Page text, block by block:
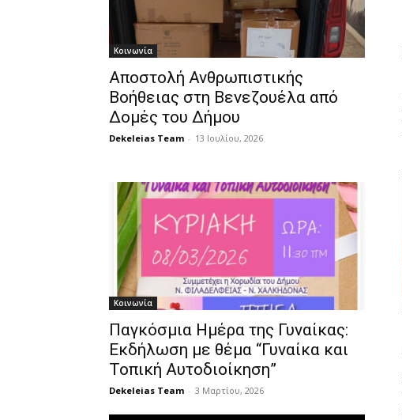
Κοινωνία
Αποστολή Ανθρωπιστικής
Βοήθειας στη Βενεζουέλα από
Δομές του Δήμου
Dekeleias Team - 13 Ιουλίου, 2026
Κοινωνία
Παγκόσμια Ημέρα της Γυναίκας:
Εκδήλωση με θέμα “Γυναίκα και
Τοπική Αυτοδιοίκηση”
Dekeleias Team - 3 Μαρτίου, 2026